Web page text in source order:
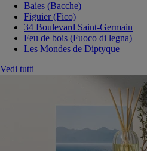
Baies (Bacche)
Figuier (Fico)
34 Boulevard Saint-Germain
Feu de bois (Fuoco di legna)
Les Mondes de Diptyque
Vedi tutti